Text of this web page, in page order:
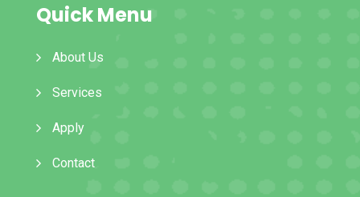
Quick Menu
About Us
Services
Apply
Contact